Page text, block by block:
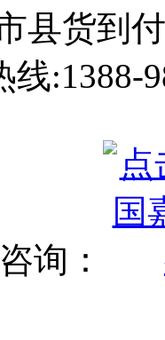
县货到
线:1388-
询：